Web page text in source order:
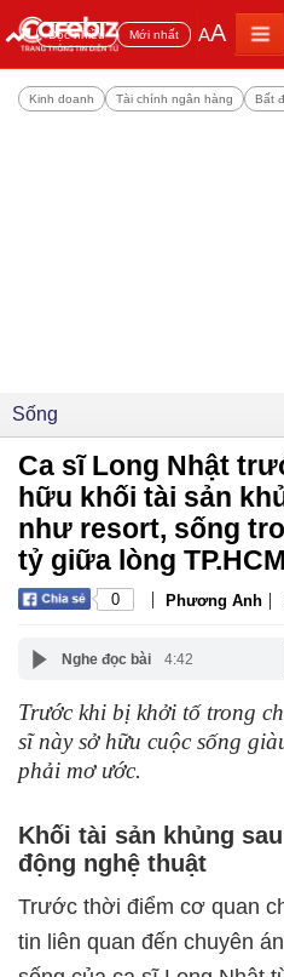
Đọc nhiều Mới nhất AA
Kinh doanh Tài chính ngân hàng Bất
Sống
Ca sĩ Long Nhật
hữu khối tài sản
như resort, sống
tỷ giữa lòng TP.HCM
0 | Phương Anh |
Nghe đọc bài 4:42
Trước khi bị khởi tố trong
sĩ này sở hữu cuộc sống
phải mơ ước.
Khối tài sản khủng
động nghệ thuật
Trước thời điểm cơ quan
tin liên quan đến chuyên